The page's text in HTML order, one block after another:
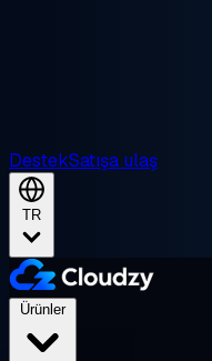
DestekSatışa ulaş
TR
Ürünler